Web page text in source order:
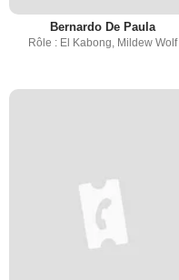
Bernardo De Paula
Rôle : El Kabong, Mildew Wolf